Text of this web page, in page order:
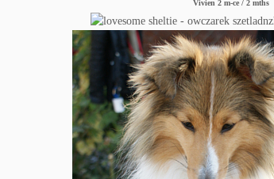
Vivien 2 m-ce / 2 mths